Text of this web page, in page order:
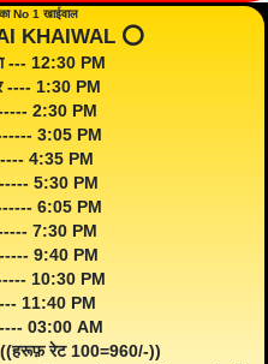
No 1 खाईवाल
KHAIWAL ⭕️
--- 12:30 PM
---- 1:30 PM
2:30 PM
------ 3:05 PM
4:35 PM
5:30 PM
6:05 PM
7:30 PM
9:40 PM
10:30 PM
11:40 PM
03:00 AM
रेट 100=960/-))